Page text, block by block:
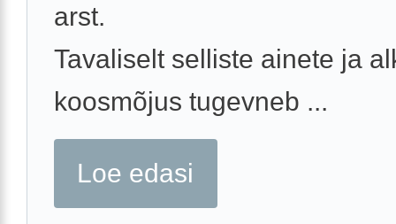
arst.
Tavaliselt selliste ainete ja
koosmõjus tugevneb ...
Loe edasi